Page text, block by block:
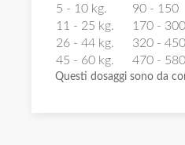
5 - 10 kg.
90 - 150
11 - 25 kg.
170 - 300
26 - 44 kg.
320 - 450
45 - 60 kg.
470 - 580
Questi dosaggi sono da